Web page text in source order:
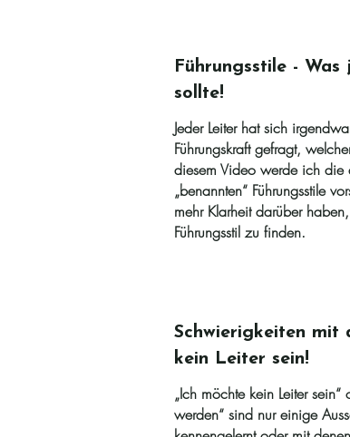
Führungsstile -
sollte!
Jeder Leiter hat sich
Führungskraft gefragt,
diesem Video werde ich die
„benannten“ Führungsstile
mehr Klarheit darüber
Führungsstil zu finden.
Schwierigkeiten mit
kein Leiter sein!
„Ich möchte kein Leiter
werden“ sind nur einige